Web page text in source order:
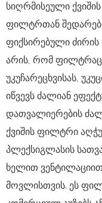
სიღრმისეული
ფილტრთან
ფიქსირებული ძირის
არის, რომ
უკუჩარეცხვისას,
იწვევს ძალიან
დათვალიერების
ქვიშის ფილტრი
პლექსიგლასის
ხელით
მოვლისთვის. ეს